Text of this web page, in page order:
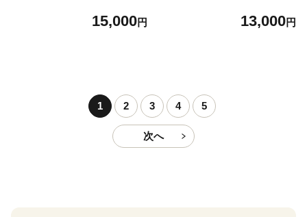
送） ふるさと納税 シャイン
15,000円
製法 良質な脂 ふっくら 柔ら
13,000円
1 2 3 4 5
次へ